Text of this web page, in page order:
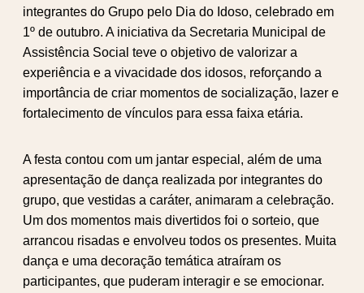
integrantes do Grupo pelo Dia do Idoso, celebrado em
1º de outubro. A iniciativa da Secretaria Municipal de
Assistência Social teve o objetivo de valorizar a
experiência e a vivacidade dos idosos, reforçando a
importância de criar momentos de socialização, lazer e
fortalecimento de vínculos para essa faixa etária.
A festa contou com um jantar especial, além de uma
apresentação de dança realizada por integrantes do
grupo, que vestidas a caráter, animaram a celebração.
Um dos momentos mais divertidos foi o sorteio, que
arrancou risadas e envolveu todos os presentes. Muita
dança e uma decoração temática atraíram os
participantes, que puderam interagir e se emocionar.